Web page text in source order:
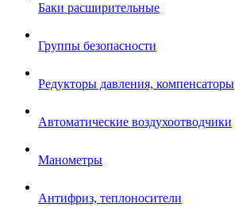
Баки расширительные
Группы безопасности
Редукторы давления, компенсаторы
Автоматические воздухоотводчики
Манометры
Антифриз, теплоносители